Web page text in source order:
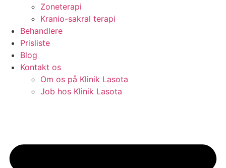
Zoneterapi
Kranio-sakral terapi
Behandlere
Prisliste
Blog
Kontakt os
Om os på Klinik Lasota
Job hos Klinik Lasota